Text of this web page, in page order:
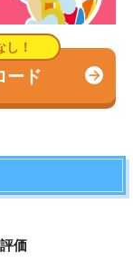
ード
価